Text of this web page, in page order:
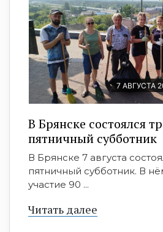
7 АВГУСТА
В Брянске состоялся
пятничный субботник
В Брянске 7 августа
пятничный субботник. В
участие 90 ...
Читать далее